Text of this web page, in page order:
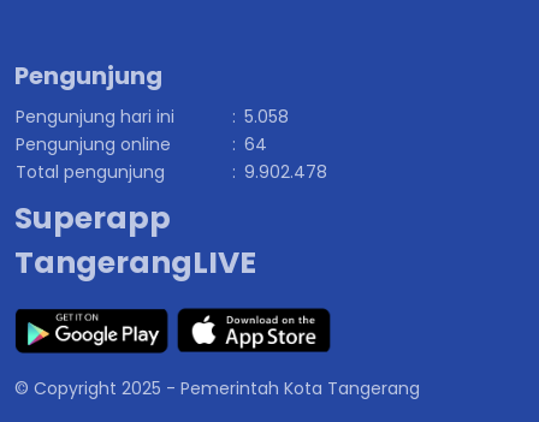
Pengunjung
Pengunjung hari ini : 5.058
Pengunjung online
: 64
Total pengunjung
: 9.902.478
Superapp
TangerangLIVE
© Copyright 2025 - Pemerintah Kota Tangerang